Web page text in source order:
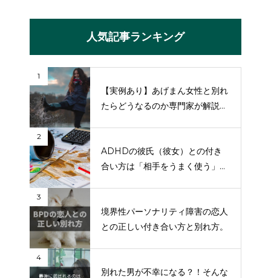
人気記事ランキング
1
【実例あり】あげまん女性と別れ
たらどうなるのか専門家が解説
2
ADHDの彼氏（彼女）との付き
合い方は「相手をうまく使う」で
3
境界性パーソナリティ障害の恋人
との正しい付き合い方と別れ方。
4
別れた男が不幸になる？！そんな